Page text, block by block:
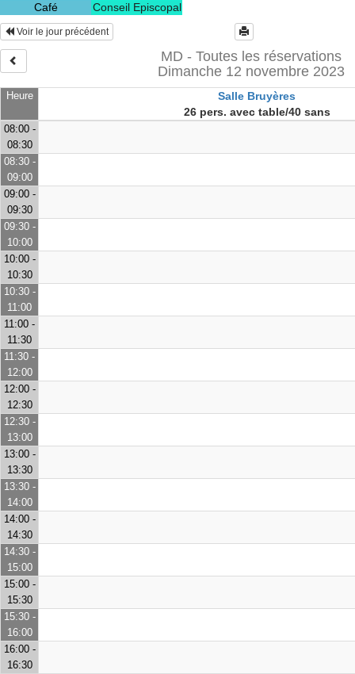
Café
Conseil Episcopal
Heure
Salle Bruyères
26 pers. avec table/40 sans
Voir le jour précédent
MD - Toutes les réservations
Dimanche 12 novembre 2023
08:00 -
08:30
08:30 -
09:00
09:00 -
09:30
09:30 -
10:00
10:00 -
10:30
10:30 -
11:00
11:00 -
11:30
11:30 -
12:00
12:00 -
12:30
12:30 -
13:00
13:00 -
13:30
13:30 -
14:00
14:00 -
14:30
14:30 -
15:00
15:00 -
15:30
15:30 -
16:00
16:00 -
16:30